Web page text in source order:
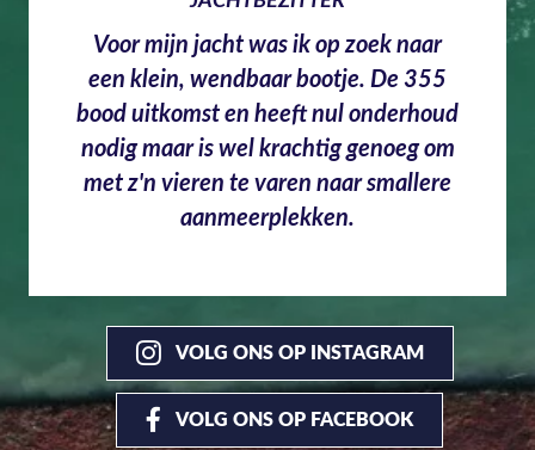
Voor mijn jacht was ik op zoek naar
een klein, wendbaar bootje. De 355
bood uitkomst en heeft nul onderhoud
nodig maar is wel krachtig genoeg om
met z'n vieren te varen naar smallere
aanmeerplekken.
VOLG ONS OP INSTAGRAM
VOLG ONS OP FACEBOOK